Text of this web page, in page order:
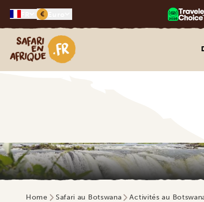
€
Safari en Afrique
Home Safari au Botswana Activités au